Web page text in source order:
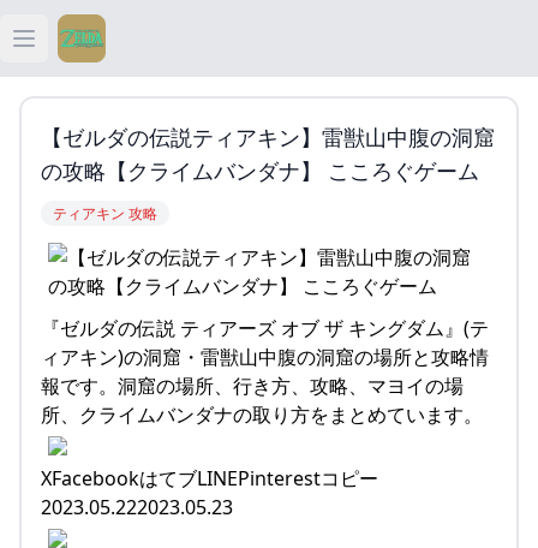
Open main menu
ティアキン
ティアキン 祠
ティアキン 攻略
【ゼルダの伝説ティアキン】雷獣山中腹の洞窟
の攻略【クライムバンダナ】 こころぐゲーム
ティアキン 攻略
『ゼルダの伝説 ティアーズ オブ ザ キングダム』(テ
ィアキン)の洞窟・雷獣山中腹の洞窟の場所と攻略情
報です。洞窟の場所、行き方、攻略、マヨイの場
所、クライムバンダナの取り方をまとめています。
XFacebookはてブLINEPinterestコピー
2023.05.222023.05.23